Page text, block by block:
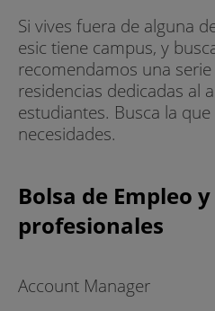
Si vives fuera de alguna
esic tiene campus, y
recomendamos una
residencias dedicadas al
estudiantes. Busca la
necesidades.
Bolsa de Empleo
profesionales
Account Manager